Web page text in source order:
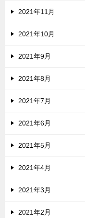
2021年11月
2021年10月
2021年9月
2021年8月
2021年7月
2021年6月
2021年5月
2021年4月
2021年3月
2021年2月